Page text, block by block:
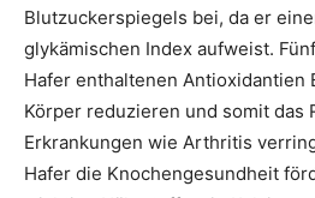
Blutzuckerspiegels bei, da er
glykämischen Index aufweist.
Hafer enthaltenen Antioxidantien
Körper reduzieren und somit das
Erkrankungen wie Arthritis
Hafer die Knochengesundheit